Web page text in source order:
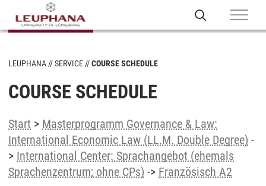
LEUPHANA SERVICE COURSE SCHEDULE
COURSE SCHEDULE
Start > Masterprogramm Governance & Law:
International Economic Law (LL.M. Double Degree) -
> International Center: Sprachangebot (ehemals
Sprachenzentrum; ohne CPs) -> Französisch A2